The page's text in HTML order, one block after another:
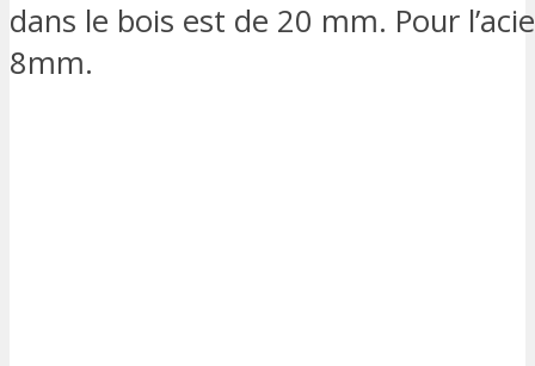
dans le bois est de 20 mm. Pour
8mm.